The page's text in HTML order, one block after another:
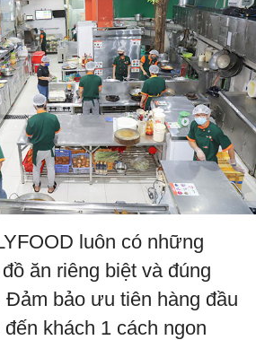
luôn có những
ăn riêng biệt và đúng
Đảm bảo ưu tiên hàng đầu
khách 1 cách ngon